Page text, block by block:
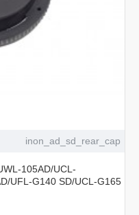
inon_ad_sd_rear_cap
105AD/UCL-
UFL-G140 SD/UCL-G165